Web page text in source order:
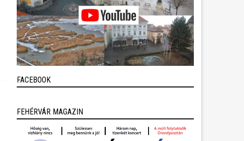
FACEBOOK
FEHÉRVÁR MAGAZIN